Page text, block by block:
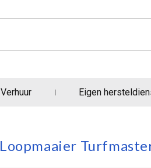
Verhuur Eigen
Loopmaaier